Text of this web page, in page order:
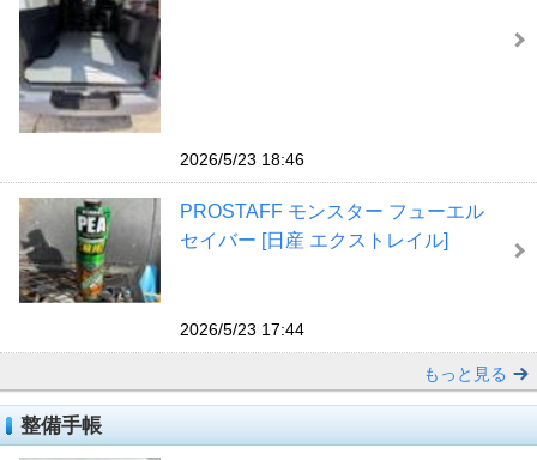
2026/5/23 18:46
PROSTAFF モンスター フューエル
セイバー [日産 エクストレイル]
2026/5/23 17:44
もっと見る
整備手帳